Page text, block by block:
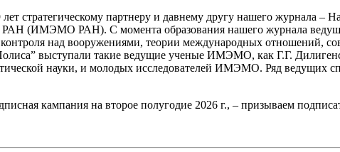
стратегическому партнеру и давнему другу нашего журнала
(ИМЭМО РАН). С момента образования нашего журнала
над вооружениями, теории международных отношений,
выступали такие ведущие ученые ИМЭМО, как Г.Г.
науки, и молодых исследователей ИМЭМО. Ряд ведущих
кампания на второе полугодие 2026 г., – призываем